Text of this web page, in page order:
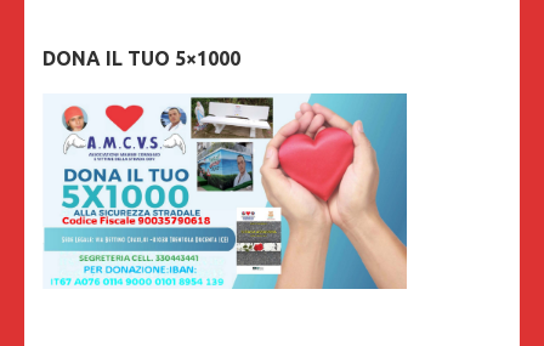
DONA IL TUO 5×1000